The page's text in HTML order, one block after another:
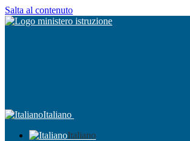
Salta al contenuto
Italiano
Italiano